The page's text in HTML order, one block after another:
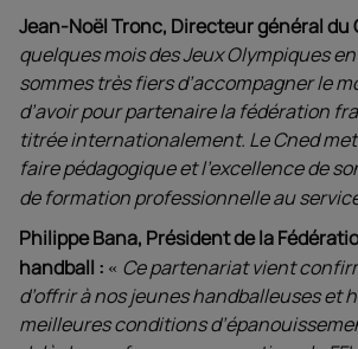
Jean-Noël Tronc, Directeur général du
quelques mois des Jeux Olympiques
sommes très fiers d’accompagner le
d’avoir pour partenaire la fédération
titrée internationalement. Le Cned
faire pédagogique et l’excellence de
de formation professionnelle au
Philippe Bana, Président de la
handball :
Ce partenariat vient
d’offrir à nos jeunes handballeuses et
meilleures conditions